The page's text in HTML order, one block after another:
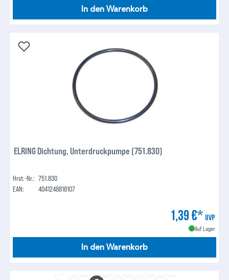
In den Warenkorb
ELRING Dichtung, Unterdruckpumpe (751.830)
Hrst.-Nr.: 751.830
EAN:
4041248818107
1,39 €* UVP
Auf Lager
In den Warenkorb